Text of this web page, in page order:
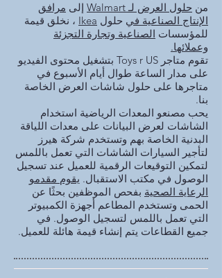
من حلول العرض لـ Walmart إلى مرافق
الإنتاج الصناعية في حلول Ikea ، نخلق قيمة
للمؤسسات الصناعية وتجارة التجزئة
وعملائها.
تقوم متاجر Toys r US بتشغيل محتوى الفيديو
على مدار الساعة طوال أيام الأسبوع في
متاجرها على حلول شاشات العرض الخاصة
بنا.
يحب مصنعو المعدات الرياضية استخدام
الشاشات لعرض البيانات على معدات اللياقة
البدنية الخاصة بهم وتستخدم شركة هيرز
لتأجير السيارات الشاشات التي تعمل باللمس
لتمكين التوقيعات الرقمية للعميل عند تسجيل
الوصول في مكتب الاستقبال. يقوم مقدمو
الرعاية الصحية بفحص الموظفين بحثًا عن
الحمى وتستخدم المطاعم أجهزة الكمبيوتر
التي تعمل باللمس لتسجيل الوصول. في
جميع القطاعات يتم إنشاء قيمة هائلة للعميل.